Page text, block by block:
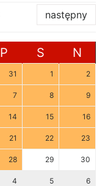
następny
P S N
31 1 2
7 8 9
14 15 16
21 22 23
28 29 30
4 5 6